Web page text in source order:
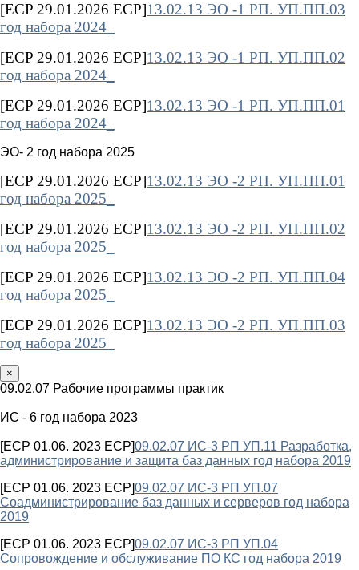
[ECP 29.01.2026 ECP]13.02.13 ЭО -1 РП. УП.ПП.03
год набора 2024_
[ECP 29.01.2026 ECP]13.02.13 ЭО -1 РП. УП.ПП.02
год набора 2024_
[ECP 29.01.2026 ECP]13.02.13 ЭО -1 РП. УП.ПП.01
год набора 2024_
ЭО- 2 год набора 2025
[ECP 29.01.2026 ECP]13.02.13 ЭО -2 РП. УП.ПП.01
год набора 2025_
[ECP 29.01.2026 ECP]13.02.13 ЭО -2 РП. УП.ПП.02
год набора 2025_
[ECP 29.01.2026 ECP]13.02.13 ЭО -2 РП. УП.ПП.04
год набора 2025_
[ECP 29.01.2026 ECP]13.02.13 ЭО -2 РП. УП.ПП.03
год набора 2025_
×
09.02.07 Рабочие программы практик
ИС - 6 год набора 2023
[ECP 01.06. 2023 ECP]09.02.07 ИС-3 РП УП.11 Разработка,
администрирование и защита баз данных год набора 2019
[ECP 01.06. 2023 ECP]09.02.07 ИС-3 РП УП.07
Соадминистрирование баз данных и серверов год набора
2019
[ECP 01.06. 2023 ECP]09.02.07 ИС-3 РП УП.04
Сопровождение и обслуживание ПО КС год набора 2019